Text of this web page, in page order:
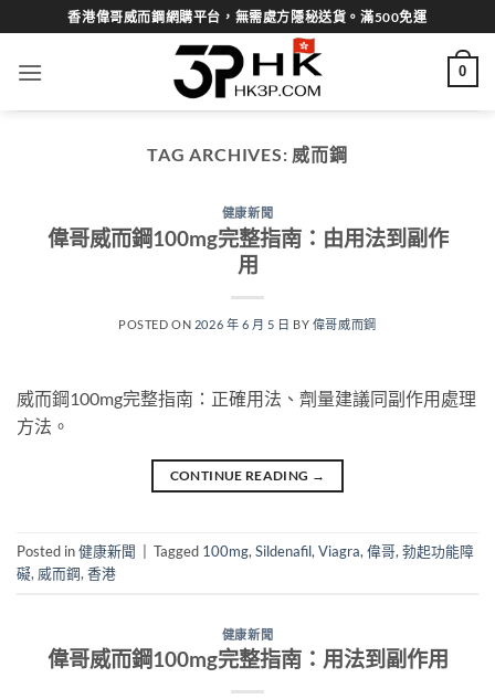
to
content
香港偉哥威而鋼網購平台，無需處方隱秘送貨。滿500免運
0
TAG ARCHIVES: 威而鋼
健康新聞
偉哥威而鋼100mg完整指南：由用法到副作
用
POSTED ON 2026 年 6 月 5 日 BY 偉哥威而鋼
威而鋼100mg完整指南：正確用法、劑量建議同副作用處理
方法。
CONTINUE READING →
Posted in健康新聞 Tagged 100mg, Sildenafil, Viagra, 偉哥, 勃起功能障
礙, 威而鋼, 香港
健康新聞
偉哥威而鋼100mg完整指南：用法到副作用